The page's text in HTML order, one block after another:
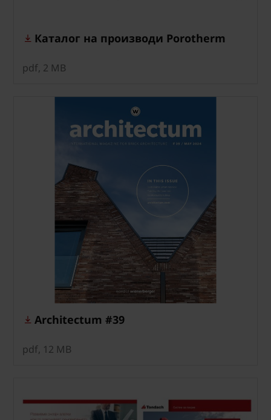
Каталог на производи Porotherm
pdf, 2 MB
Architectum #39
pdf, 12 MB